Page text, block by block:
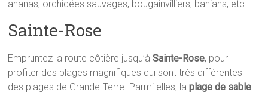
ananas, orchidées sauvages, bougainvilliers, banians, etc.
Sainte-Rose
Empruntez la route côtière jusqu’àSainte-Rose, pour
profiter des plages magnifiques qui sont très différentes
des plages de Grande-Terre. Parmi elles, laplage de sable